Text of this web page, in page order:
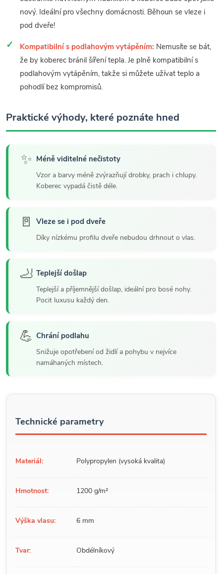
nový. Ideální pro všechny domácnosti. Běhoun se vleze i
pod dveře!
Kompatibilní s podlahovým vytápěním: Nemusíte se bát,
že by koberec bránil šíření tepla. Je plně kompatibilní s
podlahovým vytápěním, takže si můžete užívat teplo a
pohodlí bez kompromisů.
Praktické výhody, které poznáte hned
✨ Méně viditelné nečistoty
Vzor a barvy méně zvýrazňují drobky, prach i chlupy.
Koberec vypadá čistě déle.
🚪 Vleze se i pod dveře
Díky nízkému profilu dveře nebudou drhnout o vlas.
🦶 Teplejší došlap
Teplejší a příjemnější došlap, ideální pro bosé nohy.
Pocit luxusu každý den.
💪 Chrání podlahu
Snižuje opotřebení od židlí a pohybu v nejvíce
namáhaných místech.
Technické parametry
Materiál: Polypropylen (vysoká kvalita)
Hmotnost: 1200 g/m²
Výška vlasu: 6 mm
Tvar: Obdélníkový